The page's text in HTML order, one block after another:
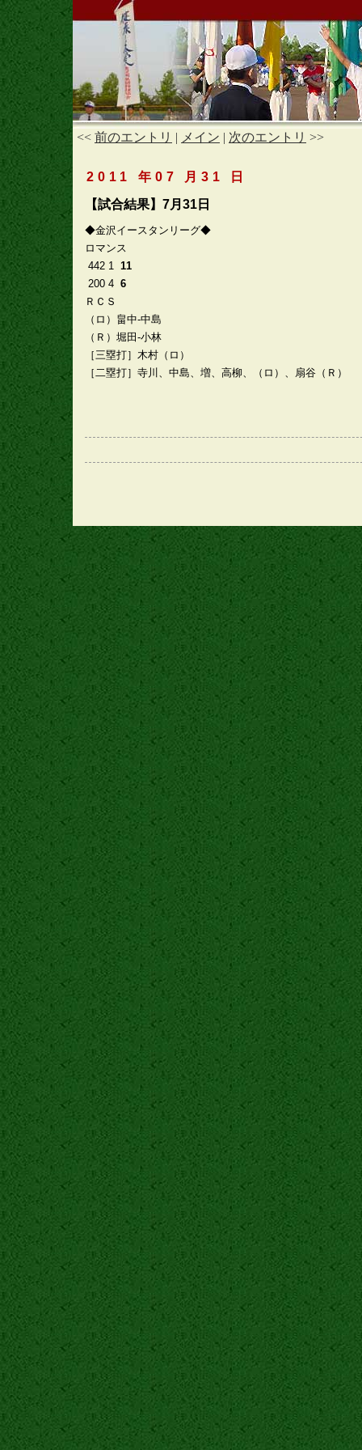
<< 前のエントリ | メイン | 次のエントリ >>
2011 年07 月31 日
【試合結果】7月31日
◆金沢イースタンリーグ◆
ロマンス
442 1 11
200 4 6
ＲＣＳ
（ロ）畠中-中島
（Ｒ）堀田-小林
［三塁打］木村（ロ）
［二塁打］寺川、中島、増、高柳、（ロ）、扇谷（Ｒ）